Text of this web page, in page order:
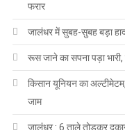
फरार
जालंधर में सुबह-सुबह बड़ा
रूस जाने का सपना पड़ा
किसान यूनियन का
जाम
जालंधर : 6 ताले तोड़कर